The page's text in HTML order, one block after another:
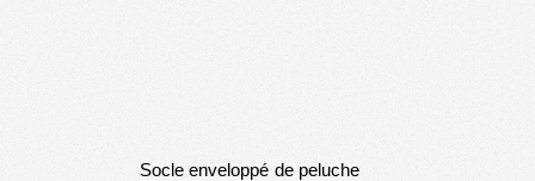
Socle enveloppé de peluche